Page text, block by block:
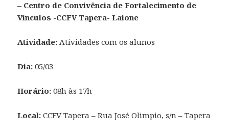
– Centro de Convivência de Fortalecimento de
Vínculos -CCFV Tapera- Laione
Atividade: Atividades com os alunos
Dia: 05/03
Horário: 08h às 17h
Local:CCFV Tapera – Rua José Olimpio, s/n – Tapera